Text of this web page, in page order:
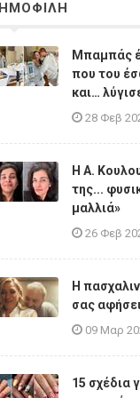
Μπαμπάς
που του
και…
28 Φεβ
Η A.
της...
μαλλιά»
26 Φεβ
Η
σας
09 Μαρ
15 σχέδια